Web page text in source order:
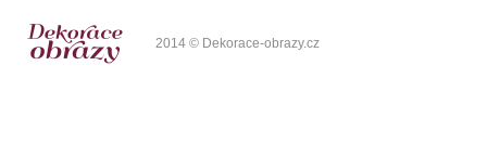
2014 © Dekorace-obrazy.cz